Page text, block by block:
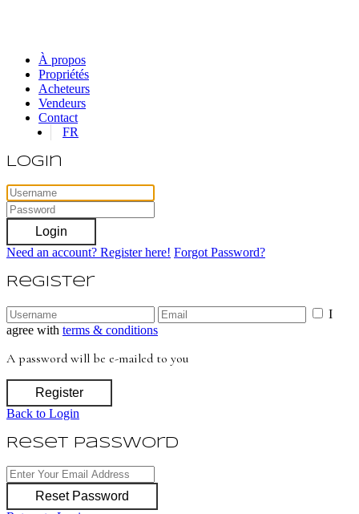
À propos
Propriétés
Acheteurs
Vendeurs
Contact
FR
Login
Login
Need an account? Register here! Forgot Password?
Register
I
agree with terms & conditions
A password will be e-mailed to you
Register
Back to Login
Reset Password
Reset Password